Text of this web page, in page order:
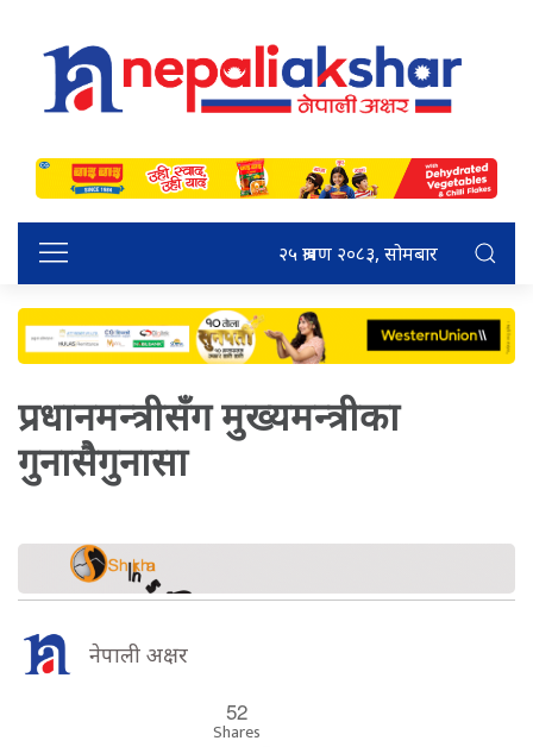
२५ श्रावण २०८३, सोमबार
प्रधानमन्त्रीसँग मुख्यमन्त्रीका
गुनासैगुनासा
नेपाली अक्षर
52
Shares